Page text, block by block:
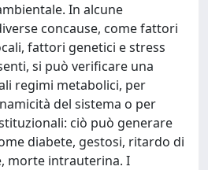
In alcune
concause, come fattori
fattori genetici e stress
si può verificare una
regimi metabolici, per
del sistema o per
ciò può generare
diabete, gestosi, ritardo di
morte intrauterina. I